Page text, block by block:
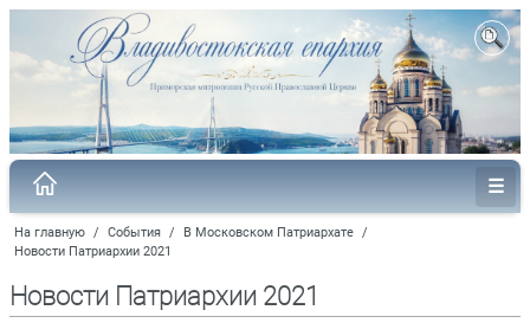
На главную / События / В Московском Патриархате /
Новости Патриархии 2021
Новости Патриархии 2021